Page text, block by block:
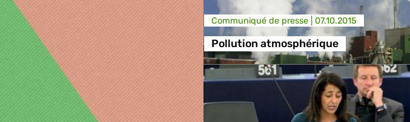
Communiqué de presse | 07.10.2015
Pollution atmosphérique